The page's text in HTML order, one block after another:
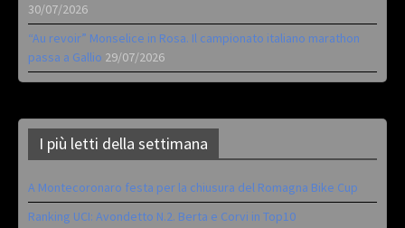
30/07/2026
“Au revoir” Monselice in Rosa. Il campionato italiano marathon
passa a Gallio 29/07/2026
I più letti della settimana
A Montecoronaro festa per la chiusura del Romagna Bike Cup
Ranking UCI: Avondetto N.2. Berta e Corvi in Top10